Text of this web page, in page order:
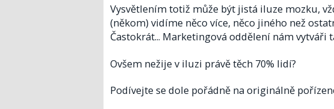
Vysvětlením totiž může být jistá iluze mozku,
(někom) vidíme něco více, něco jiného než
Častokrát... Marketingová oddělení nám vytváři
Ovšem nežije v iluzi právě těch 70% lidí?
Podívejte se dole pořádně na originálně